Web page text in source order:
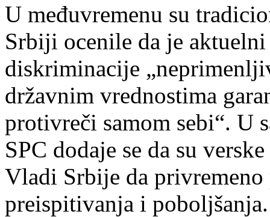
U međuvremenu su
Srbiji ocenile da je
diskriminacije
državnim vrednostima
protivreči samom sebi“. U
SPC dodaje se da su
Vladi Srbije da privremeno
preispitivanja i poboljšanja.